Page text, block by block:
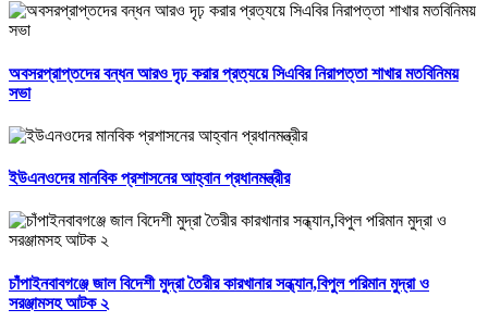
অবসরপ্রাপ্তদের বন্ধন আরও দৃঢ় করার প্রত্যয়ে সিএবির নিরাপত্তা শাখার মতবিনিময়
সভা
ইউএনওদের মানবিক প্রশাসনের আহ্বান প্রধানমন্ত্রীর
চাঁপাইনবাবগঞ্জে জাল বিদেশী মুদ্রা তৈরীর কারখানার সন্ধ্যান,বিপুল পরিমান মুদ্রা ও
সরঞ্জামসহ আটক ২